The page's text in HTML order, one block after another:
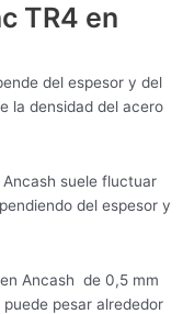
TR4 en
del espesor y del
la densidad del acero
suele fluctuar
del espesor y
Ancash de 0,5 mm
pesar alrededor